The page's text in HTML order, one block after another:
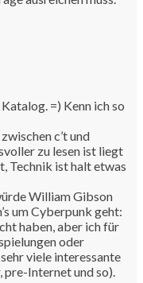
=) Kenn ich so
c’t und
zu lesen ist liegt
Technik ist halt etwas
William Gibson
um Cyberpunk geht:
haben, aber ich für
oder
viele interessante
pre-Internet und so).